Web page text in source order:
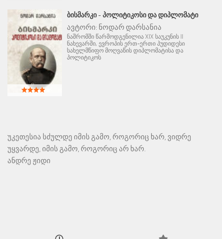
ᲑᲘᲡᲛᲐᲠᲙᲘ - ᲞᲝᲚᲘᲢᲘᲙᲝᲡᲘ ᲓᲐ ᲓᲘᲞᲚᲝᲛᲐᲢᲘ
ავტორი: ნოდარ დარსანია
ნაშრომში წარმოდგენილია XIX საუკუნის II
ნახევარში, ევროპის ერთ-ერთი პუდიდესი
სახელმწიფო მოღვაწის დიპლომატისა და
პოლიტიკოს
უკეთესია სძულდე იმის გამო, როგორიც ხარ, ვიდრე
უყვარდე, იმის გამო, როგორიც არ ხარ.
ანდრე ჟიდი